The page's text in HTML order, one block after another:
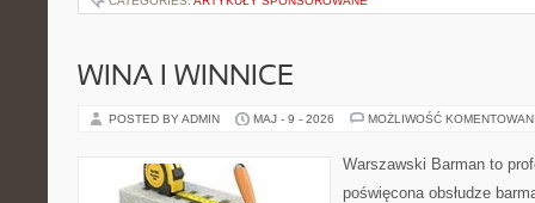
WINA I WINNICE
POSTED BY ADMIN MAJ - 9 - 2026 MOŻLIWOŚĆ
Warszawski Barman to
poświęcona obsłudze